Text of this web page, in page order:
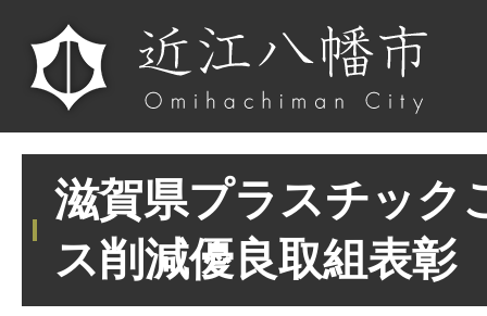
滋賀県プラスチック
ス削減優良取組表彰